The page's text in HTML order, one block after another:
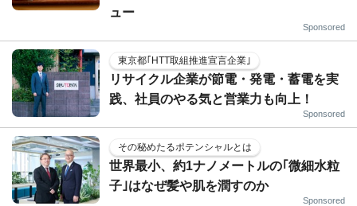
ュー
Sponsored
東京都｢HTT取組推進宣言企業｣
リサイクル企業が節電・発電・蓄電を実
践、社員のやる気と営業力も向上！
Sponsored
その秘めたるポテンシャルとは
世界最小、約1ナノメートルの｢微細水粒
子｣はなぜ髪や肌を潤すのか
Sponsored